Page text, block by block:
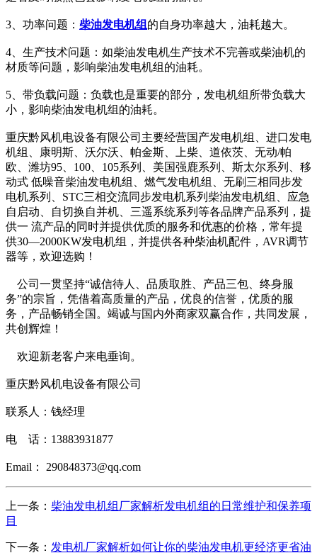
3、功率问题： 柴油发电机组 的自身功率越大，油耗越大。
4、生产技术问题：如柴油发电机生产技术不完善或柴油机的
材质等问题，影响柴油发电机组的油耗。
5、带负载问题：负载也是重要的部分，发电机组所带负载大
小，影响柴油发电机组的油耗。
重庆黔风机电设备有限公司主要经营国产发电机组、进口发电
机组、康明斯、沃尔沃、帕金斯、上柴、道依茨、无动/帕
欧、潍坊95、100、105系列、美国强鹿系列、斯太尔系列、移
动式 低噪音柴油发电机组、燃气发电机组、无刷三相同步发
电机系列、STC三相交流同步发电机系列柴油发电机组、应急
自启动、自切换自并机、三遥系统系列等各品牌产品系列，提
供一 流产品的同时并提供优质的服务和优惠的价格，常年提
供30—2000KW发电机组，并提供各种柴油机配件，AVR调节
器等，欢迎选购！
公司一贯坚持“诚信待人、品质取胜、产品三包、终身服
务”的宗旨，凭借着高质量的产品，优良的信誉，优质的服
务，产品畅销全国。竭诚与国内外商家双赢合作，共同发展，
共创辉煌！
欢迎新老客户来电垂询。
重庆黔风机电设备有限公司
联系人：钱经理
电 话：13883931877
Email： 290848373@qq.com
上一条： 柴油发电机组厂家解析发电机组的日常维护和保养项
目
下一条： 发电机厂家解析如何让你的柴油发电机更经济更省油